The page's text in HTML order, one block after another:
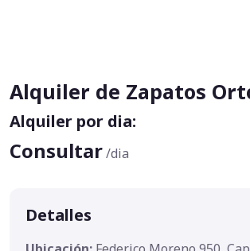
Alquiler de Zapatos
Alquiler por dia:
Consultar/dia
Detalles